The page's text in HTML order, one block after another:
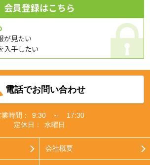
会員登録はこちら
が見たい
入手したい
電話でお問い合わせ
時間：
9:30 ～ 17:30
定休日：
水曜日
会社概要